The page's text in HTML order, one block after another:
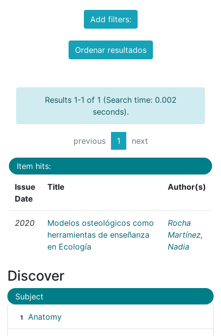
Add filters:
Ordenar resultados
Results 1-1 of 1 (Search time: 0.002
seconds).
previous 1 next
Item hits:
Issue
Date
Title Author(s)
2020
Modelos osteológicos como
herramientas de enseñanza
en Ecología
Rocha
Martínez,
Nadia
Discover
Subject
1 Anatomy